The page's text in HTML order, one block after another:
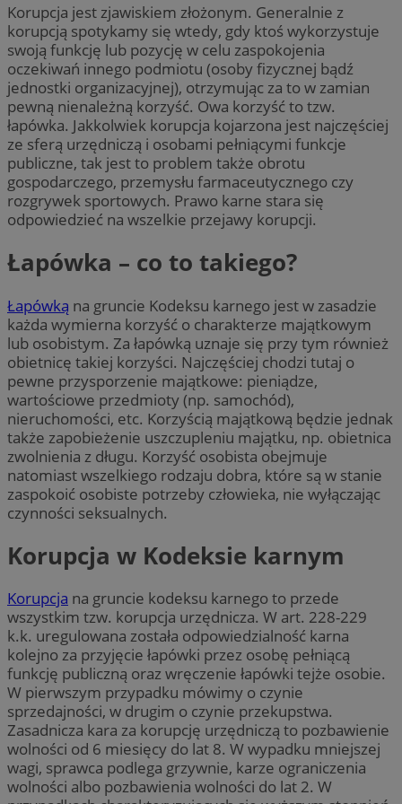
Korupcja jest zjawiskiem złożonym. Generalnie z
korupcją spotykamy się wtedy, gdy ktoś wykorzystuje
swoją funkcję lub pozycję w celu zaspokojenia
oczekiwań innego podmiotu (osoby fizycznej bądź
jednostki organizacyjnej), otrzymując za to w zamian
pewną nienależną korzyść. Owa korzyść to tzw.
łapówka. Jakkolwiek korupcja kojarzona jest najczęściej
ze sferą urzędniczą i osobami pełniącymi funkcje
publiczne, tak jest to problem także obrotu
gospodarczego, przemysłu farmaceutycznego czy
rozgrywek sportowych. Prawo karne stara się
odpowiedzieć na wszelkie przejawy korupcji.
Łapówka – co to takiego?
Łapówką na gruncie Kodeksu karnego jest w zasadzie
każda wymierna korzyść o charakterze majątkowym
lub osobistym. Za łapówką uznaje się przy tym również
obietnicę takiej korzyści. Najczęściej chodzi tutaj o
pewne przysporzenie majątkowe: pieniądze,
wartościowe przedmioty (np. samochód),
nieruchomości, etc. Korzyścią majątkową będzie jednak
także zapobieżenie uszczupleniu majątku, np. obietnica
zwolnienia z długu. Korzyść osobista obejmuje
natomiast wszelkiego rodzaju dobra, które są w stanie
zaspokoić osobiste potrzeby człowieka, nie wyłączając
czynności seksualnych.
Korupcja w Kodeksie karnym
Korupcja na gruncie kodeksu karnego to przede
wszystkim tzw. korupcja urzędnicza. W art. 228-229
k.k. uregulowana została odpowiedzialność karna
kolejno za przyjęcie łapówki przez osobę pełniącą
funkcję publiczną oraz wręczenie łapówki tejże osobie.
W pierwszym przypadku mówimy o czynie
sprzedajności, w drugim o czynie przekupstwa.
Zasadnicza kara za korupcję urzędniczą to pozbawienie
wolności od 6 miesięcy do lat 8. W wypadku mniejszej
wagi, sprawca podlega grzywnie, karze ograniczenia
wolności albo pozbawienia wolności do lat 2. W